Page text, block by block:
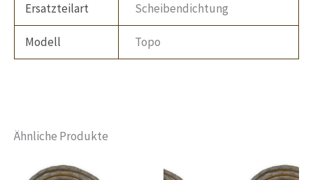
Ersatzteilart Scheibendichtung
Modell Topo
Ähnliche Produkte